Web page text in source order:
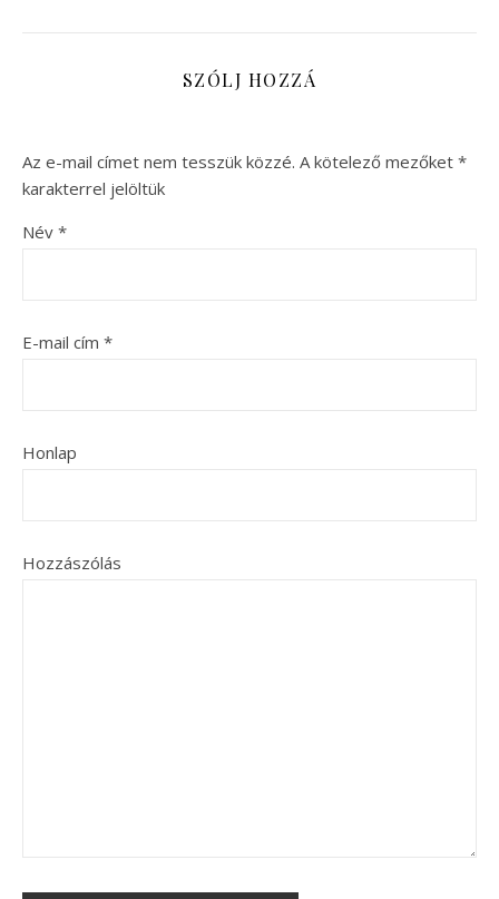
SZÓLJ HOZZÁ
Az e-mail címet nem tesszük közzé. A kötelező mezőket *
karakterrel jelöltük
Név *
E-mail cím *
Honlap
Hozzászólás